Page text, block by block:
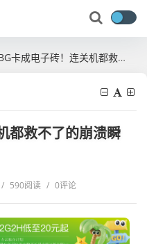
成电子砖！连关机都救不了的崩溃瞬间，我到底经历了啥？
都救不了的崩溃瞬
/ 590阅读 / 0评论